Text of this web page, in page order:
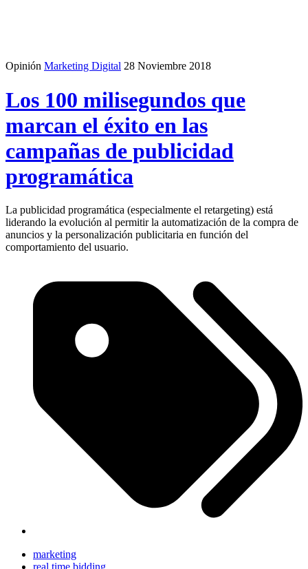
Opinión Marketing Digital 28 Noviembre 2018
Los 100 milisegundos que
marcan el éxito en las
campañas de publicidad
programática
La publicidad programática (especialmente el retargeting) está
liderando la evolución al permitir la automatización de la compra de
anuncios y la personalización publicitaria en función del
comportamiento del usuario.
marketing
real time bidding